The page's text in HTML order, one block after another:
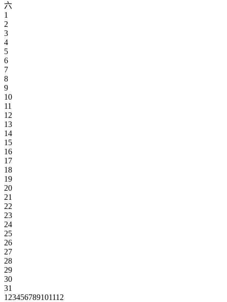
六
1
2
3
4
5
6
7
8
9
10
11
12
13
14
15
16
17
18
19
20
21
22
23
24
25
26
27
28
29
30
31
1 23456789101112